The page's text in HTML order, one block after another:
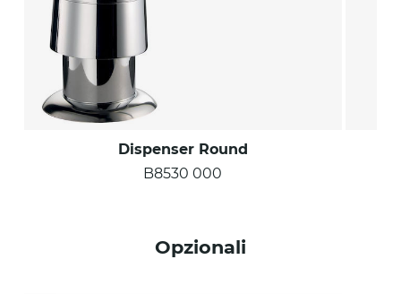
Dispenser Round
B8530 000
Opzionali